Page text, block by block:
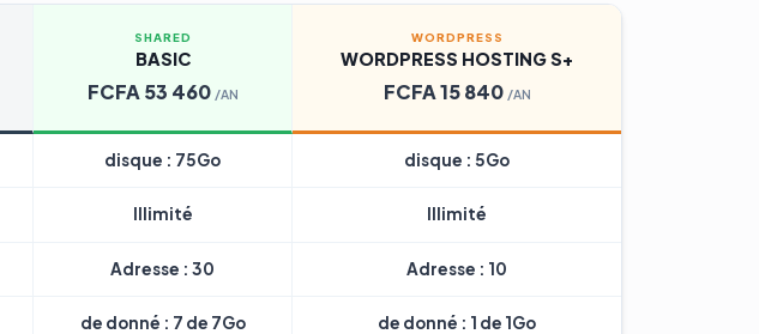
SHARED
BASIC
FCFA 53 460 /AN
WORDPRESS
WORDPRESS HOSTING S+
FCFA 15 840 /AN
disque : 75Go disque : 5Go
Illimité Illimité
Adresse : 30 Adresse : 10
de donné : 7 de 7Go de donné : 1 de 1Go